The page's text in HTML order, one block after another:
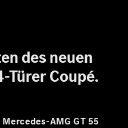
des neuen
Türer Coupé.
Mercedes-AMG GT 55